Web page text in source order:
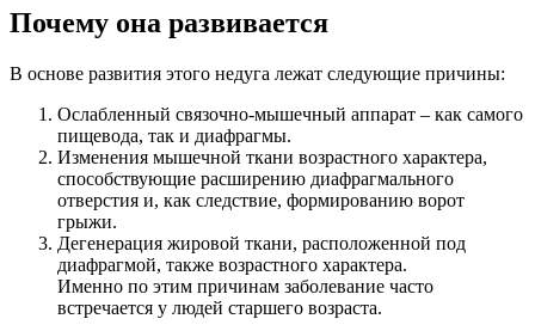
Почему она развивается
В основе развития этого недуга лежат следующие причины:
Ослабленный связочно-мышечный аппарат – как самого
пищевода, так и диафрагмы.
Изменения мышечной ткани возрастного характера,
способствующие расширению диафрагмального
отверстия и, как следствие, формированию ворот
грыжи.
Дегенерация жировой ткани, расположенной под
диафрагмой, также возрастного характера.
Именно по этим причинам заболевание часто
встречается у людей старшего возраста.